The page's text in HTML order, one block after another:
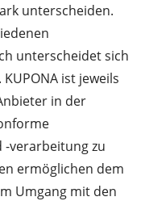
unterscheiden.
unterscheidet sich
ist jeweils
in der
-verarbeitung zu
ermöglichen dem
Umgang mit den